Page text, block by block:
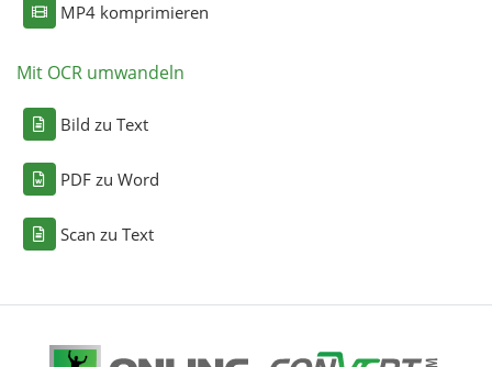
MP4 komprimieren
Mit OCR umwandeln
Bild zu Text
PDF zu Word
Scan zu Text